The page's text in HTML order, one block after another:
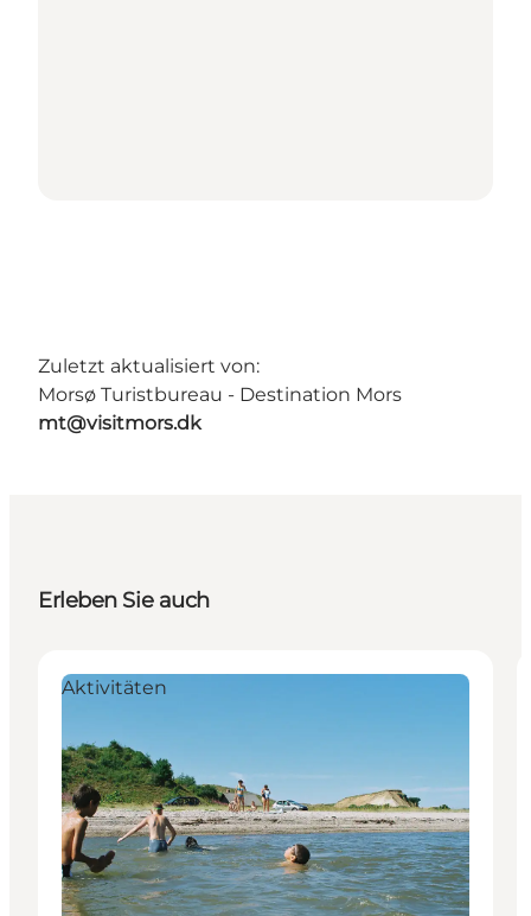
Zuletzt aktualisiert von:
Morsø Turistbureau - Destination Mors
mt@visitmors.dk
Erleben Sie auch
Aktivitäten